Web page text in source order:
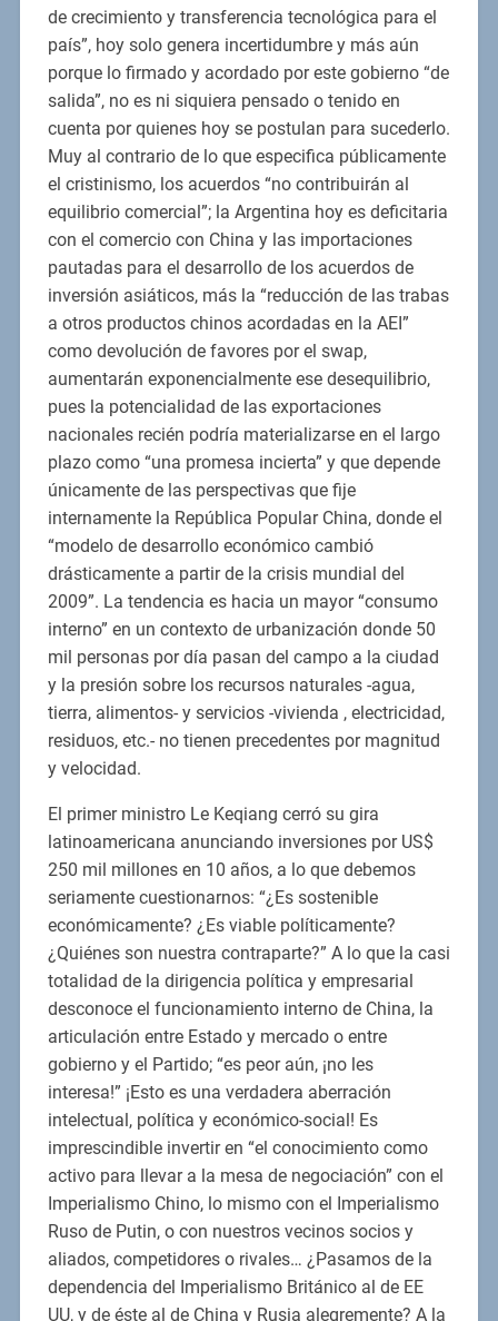
de crecimiento y transferencia tecnológica para el
país”, hoy solo genera incertidumbre y más aún
porque lo firmado y acordado por este gobierno “de
salida”, no es ni siquiera pensado o tenido en
cuenta por quienes hoy se postulan para sucederlo.
Muy al contrario de lo que especifica públicamente
el cristinismo, los acuerdos “no contribuirán al
equilibrio comercial”; la Argentina hoy es deficitaria
con el comercio con China y las importaciones
pautadas para el desarrollo de los acuerdos de
inversión asiáticos, más la “reducción de las trabas
a otros productos chinos acordadas en la AEI”
como devolución de favores por el swap,
aumentarán exponencialmente ese desequilibrio,
pues la potencialidad de las exportaciones
nacionales recién podría materializarse en el largo
plazo como “una promesa incierta” y que depende
únicamente de las perspectivas que fije
internamente la República Popular China, donde el
“modelo de desarrollo económico cambió
drásticamente a partir de la crisis mundial del
2009”. La tendencia es hacia un mayor “consumo
interno” en un contexto de urbanización donde 50
mil personas por día pasan del campo a la ciudad
y la presión sobre los recursos naturales -agua,
tierra, alimentos- y servicios -vivienda , electricidad,
residuos, etc.- no tienen precedentes por magnitud
y velocidad.
El primer ministro Le Keqiang cerró su gira
latinoamericana anunciando inversiones por US$
250 mil millones en 10 años, a lo que debemos
seriamente cuestionarnos: “¿Es sostenible
económicamente? ¿Es viable políticamente?
¿Quiénes son nuestra contraparte?” A lo que la casi
totalidad de la dirigencia política y empresarial
desconoce el funcionamiento interno de China, la
articulación entre Estado y mercado o entre
gobierno y el Partido; “es peor aún, ¡no les
interesa!” ¡Esto es una verdadera aberración
intelectual, política y económico-social! Es
imprescindible invertir en “el conocimiento como
activo para llevar a la mesa de negociación” con el
Imperialismo Chino, lo mismo con el Imperialismo
Ruso de Putin, o con nuestros vecinos socios y
aliados, competidores o rivales… ¿Pasamos de la
dependencia del Imperialismo Británico al de EE
UU, y de éste al de China y Rusia alegremente? A la